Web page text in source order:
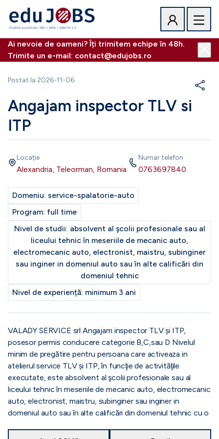
Ai nevoie de oameni? Îți trimitem echipe în 48h.
Trimite un e-mail: contact@edujobs.ro
Postat la 2026-11-06
Angajam inspector TLV si
ITP
Locație
Alexandria, Teleorman, Romania
Numar telefon
0763697840
Domeniu: service-spalatorie-auto
Program: full time
Nivel de studii: absolvent al şcolii profesionale sau al
liceului tehnic în meseriile de mecanic auto,
electromecanic auto, electronist, maistru, subinginer
sau inginer in domeniul auto sau în alte calificări din
domeniul tehnic
Nivel de experiență: minimum 3 ani
VALADY SERVICE srl Angajam inspector TLV și ITP,
posesor permis conducere categorie B,C,sau D Nivelul
minim de pregătire pentru persoana care activeaza in
atelierul service TLV și ITP, în funcţie de activităţile
executate, este absolvent al şcolii profesionale sau al
liceului tehnic în meseriile de mecanic auto, electromecanic
auto, electronist, maistru, subinginer sau inginer in
domeniul auto sau în alte calificări din domeniul tehnic cu o
scolarizare instruire prin partener, in vederea certificarii